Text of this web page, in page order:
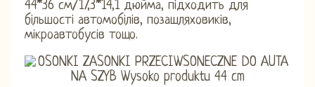
44*36 см/17,3*14,1 дюйма, підходить для
більшості автомобілів, позашляховиків,
мікроавтобусів тощо.